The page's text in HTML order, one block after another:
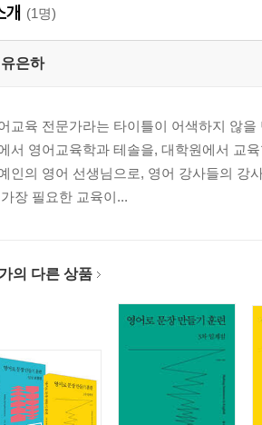
(1명)
유은하
교육 전문가라는 타이틀이 어색하지 않
서 영어교육학과 테솔을, 대학원에서 교
인의 영어 선생님으로, 영어 강사들의 강
장 필요한 교육이...
의 다른 상품